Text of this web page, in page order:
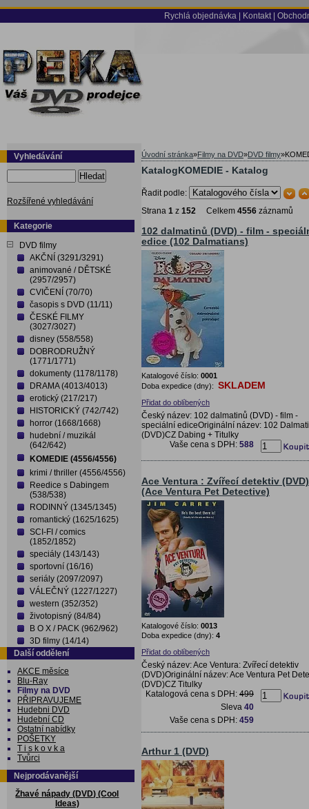
Rychlá objednávka Kontakt
Vyhledávání
Hledat
Rozšířené vyhledávání
Kategorie
DVD filmy
AKČNÍ (3291/3291)
animované / DĚTSKÉ
(2957/2957)
CVIČENÍ (70/70)
časopis s DVD (11/11)
ČESKÉ FILMY
(3027/3027)
disney (558/558)
DOBRODRUŽNÝ
(1771/1771)
dokumenty (1178/1178)
DRAMA (4013/4013)
erotický (217/217)
HISTORICKÝ (742/742)
horror (1668/1668)
hudební / muzikál
(642/642)
KOMEDIE (4556/4556)
krimi / thriller (4556/4556)
Reedice s Dabingem
(538/538)
RODINNÝ (1345/1345)
romantický (1625/1625)
SCI-FI / comics
(1852/1852)
speciály (143/143)
sportovní (16/16)
seriály (2097/2097)
VÁLEČNÝ (1227/1227)
western (352/352)
životopisný (84/84)
B O X / PACK (962/962)
3D filmy (14/14)
Další oddělení
AKCE měsíce
Blu-Ray
Filmy na DVD
PŘIPRAVUJEME
Hudebni DVD
Hudební CD
Ostatní nabídky
POŠETKY
T i s k o v k a
Tvůrci
Nejprodávanější
Žhavé nápady (DVD) (Cool
Ideas)
Úvodní stránka»Filmy na DVD»DVD filmy»
KatalogKOMEDIE - Katalog
Řadit podle:
Strana 1 z 152 Celkem 4556 záznamů
102 dalmatinů (DVD) - film -
edice (102 Dalmatians)
Katalogové číslo: 0001
Doba expedice (dny): SKLADEM
Přidat do oblíbených
Český název: 102 dalmatinů (DVD) - film -
speciální ediceOriginální název: 102
(DVD)CZ Dabing + Titulky
Vaše cena s DPH: 588
Ace Ventura : Zvířecí detektiv (DVD)
(Ace Ventura Pet Detective)
Katalogové číslo: 0013
Doba expedice (dny): 4
Přidat do oblíbených
Český název: Ace Ventura: Zvířecí detektiv
(DVD)Originální název: Ace Ventura Pet
(DVD)CZ Titulky
Katalogová cena s DPH: 499
Sleva 40
Vaše cena s DPH: 459
Arthur 1 (DVD)